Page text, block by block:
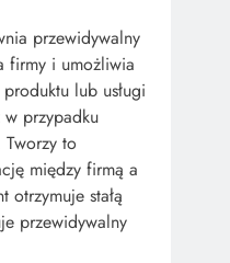
przewidywalny
firmy i umożliwia
lub usługi
w przypadku
to
między firmą a
otrzymuje stałą
przewidywalny